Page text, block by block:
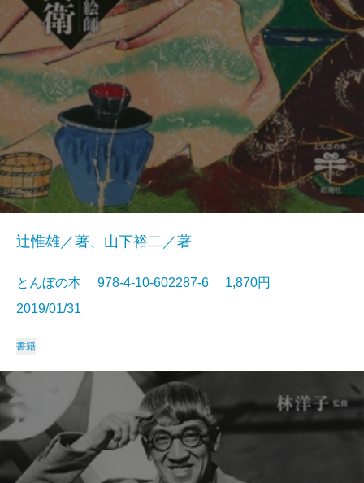
辻惟雄／著、山下裕二／著
とんぼの本 978-4-10-602287-6 1,870円
2019/01/31
書籍